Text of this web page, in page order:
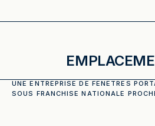
UNE ENTREPRISE DE FENETRES
SOUS FRANCHISE NATIONALE